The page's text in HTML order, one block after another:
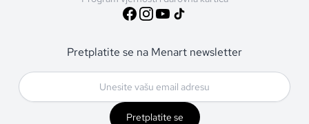
Pretplatite se na Menart newsletter
Pretplatite se